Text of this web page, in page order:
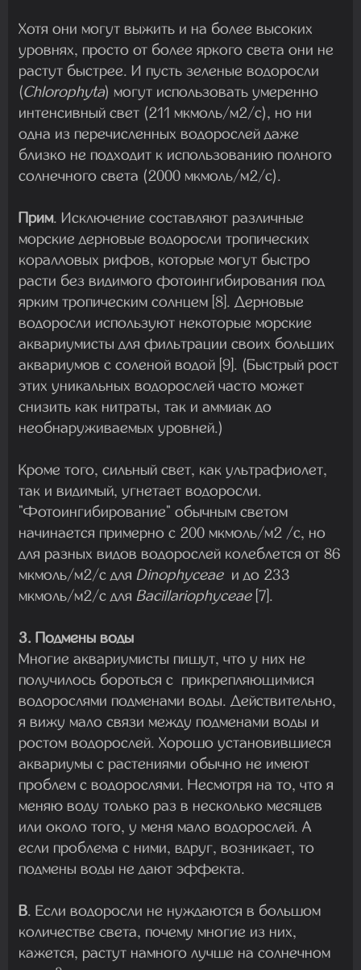
Хотя они могут выжить и на более высоких
уровнях, просто от более яркого света они не
растут быстрее. И пусть зеленые водоросли
(Chlorophyta) могут использовать умеренно
интенсивный свет (211 мкмоль/м2/с), но ни
одна из перечисленных водорослей даже
близко не подходит к использованию полного
солнечного света (2000 мкмоль/м2/с).
Прим. Исключение составляют различные
морские дерновые водоросли тропических
коралловых рифов, которые могут быстро
расти без видимого фотоингибирования под
ярким тропическим солнцем [8]. Дерновые
водоросли используют некоторые морские
аквариумисты для фильтрации своих больших
аквариумов с соленой водой [9]. (Быстрый рост
этих уникальных водорослей часто может
снизить как нитраты, так и аммиак до
необнаруживаемых уровней.)
Кроме того, сильный свет, как ультрафиолет,
так и видимый, угнетает водоросли.
"Фотоингибирование" обычным светом
начинается примерно с 200 мкмоль/м2 /с, но
для разных видов водорослей колеблется от 86
мкмоль/м2/с для Dinophyceae и до 233
мкмоль/м2/с для Bacillariophyceae [7].
3. Подмены воды
Многие аквариумисты пишут, что у них не
получилось бороться с прикрепляющимися
водорослями подменами воды. Действительно,
я вижу мало связи между подменами воды и
ростом водорослей. Хорошо установившиеся
аквариумы с растениями обычно не имеют
проблем с водорослями. Несмотря на то, что я
меняю воду только раз в несколько месяцев
или около того, у меня мало водорослей. А
если проблема с ними, вдруг, возникает, то
подмены воды не дают эффекта.
В. Если водоросли не нуждаются в большом
количестве света, почему многие из них,
кажется, растут намного лучше на солнечном